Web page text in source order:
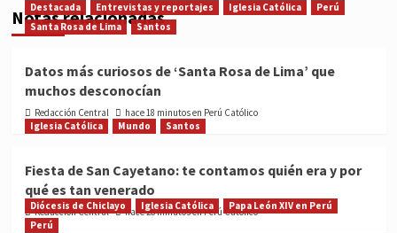
Notas relacionadas
Destacada Entrevistas y reportajes Iglesia Católica
Perú
Santa Rosa de Lima
Santos
Datos más curiosos de ‘Santa Rosa de Lima’ que
muchos desconocían
Redacción Central
hace 18 minutos en Perú Católico
Iglesia Católica
Mundo Santos
Fiesta de San Cayetano: te contamos quién era y por
qué es tan venerado
Redacción Central hace 26 minutos en Perú Católico
Diócesis de Chiclayo Iglesia Católica
Papa León XIV en Perú
Perú